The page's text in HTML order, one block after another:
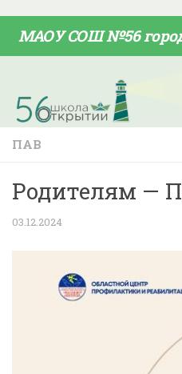
ПАВ
Родителям —
03.12.2024